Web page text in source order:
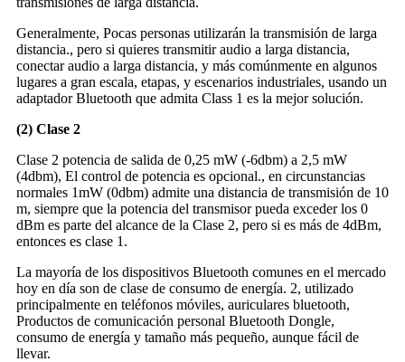
Generalmente, Pocas personas utilizarán la transmisión de larga
distancia., pero si quieres transmitir audio a larga distancia,
conectar audio a larga distancia, y más comúnmente en algunos
lugares a gran escala, etapas, y escenarios industriales, usando un
adaptador Bluetooth que admita Class 1 es la mejor solución.
(2) Clase 2
Clase 2 potencia de salida de 0,25 mW (-6dbm) a 2,5 mW
(4dbm), El control de potencia es opcional., en circunstancias
normales 1mW (0dbm) admite una distancia de transmisión de 10
m, siempre que la potencia del transmisor pueda exceder los 0
dBm es parte del alcance de la Clase 2, pero si es más de 4dBm,
entonces es clase 1.
La mayoría de los dispositivos Bluetooth comunes en el mercado
hoy en día son de clase de consumo de energía. 2, utilizado
principalmente en teléfonos móviles, auriculares bluetooth,
Productos de comunicación personal Bluetooth Dongle,
consumo de energía y tamaño más pequeño, aunque fácil de
llevar.